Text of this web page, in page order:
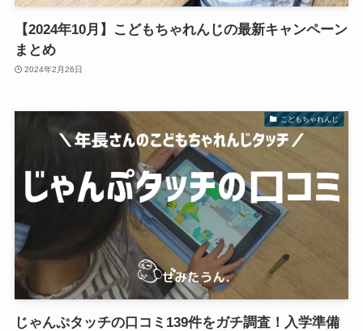
【2024年10月】こどもちゃれんじの最新キャンペーン
まとめ
2024年2月26日
こどもちゃれんじ
じゃんぷタッチの口コミ139件をガチ調査！入学準備